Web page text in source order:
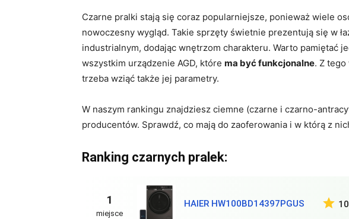
Czarne pralki stają się coraz popularniejsze, ponieważ wiele
nowoczesny wygląd. Takie sprzęty świetnie prezentują się w
industrialnym, dodając wnętrzom charakteru. Warto pamiętać
wszystkim urządzenie AGD, które ma być funkcjonalne. Z
trzeba wziąć także jej parametry.
W naszym rankingu znajdziesz ciemne (czarne i czarno-
producentów. Sprawdź, co mają do zaoferowania i w którą z
Ranking czarnych pralek:
1
miejsce
HAIER HW100BD14397PGUS